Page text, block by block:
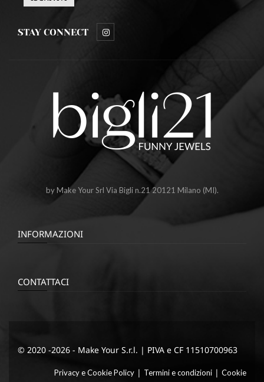
STAY CONNECT
by Make Your Srl Via Bigli n.21 20121 Milano (MI).
INFORMAZIONI
CONTATTACI
© 2020 -2026 - Make Your S.r.l. | PIVA e CF 11510700963
Privacy e Cookie Policy | Termini e condizioni | Cookie